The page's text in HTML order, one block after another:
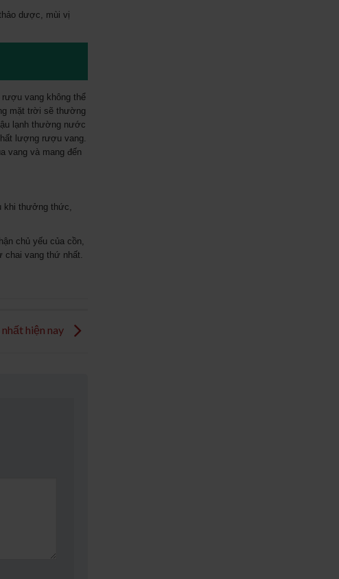
dược, mùi vị
vang không thể
mặt trời sẽ thường
lạnh thường nước
lượng rượu vang.
vang và mang đến
khi thưởng thức,
chủ yếu của cồn,
vang thứ nhất.
hiện nay